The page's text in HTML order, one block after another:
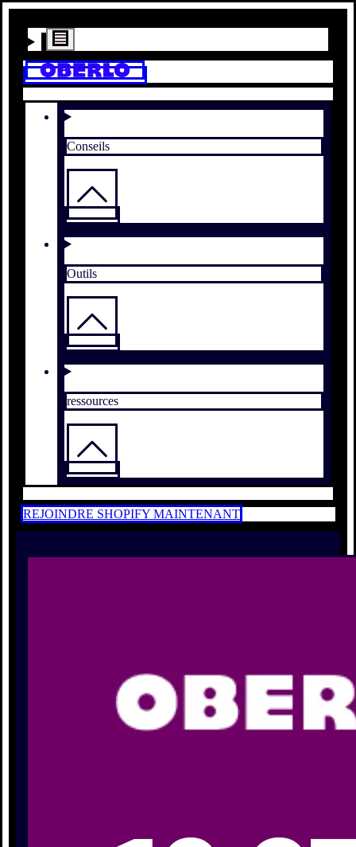
Conseils
Outils
ressources
REJOINDRE SHOPIFY MAINTENANT